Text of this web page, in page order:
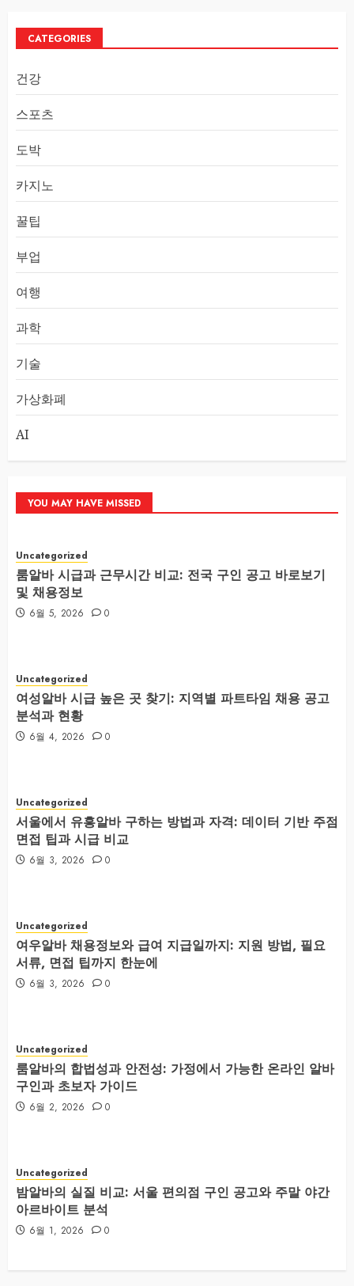
CATEGORIES
건강
스포츠
도박
카지노
꿀팁
부업
여행
과학
기술
가상화폐
AI
YOU MAY HAVE MISSED
Uncategorized
룸알바 시급과 근무시간 비교: 전국 구인 공고 바로보기
및 채용정보
6월 5, 2026 0
Uncategorized
여성알바 시급 높은 곳 찾기: 지역별 파트타임 채용 공고
분석과 현황
6월 4, 2026 0
Uncategorized
서울에서 유흥알바 구하는 방법과 자격: 데이터 기반 주점
면접 팁과 시급 비교
6월 3, 2026 0
Uncategorized
여우알바 채용정보와 급여 지급일까지: 지원 방법, 필요
서류, 면접 팁까지 한눈에
6월 3, 2026 0
Uncategorized
룸알바의 합법성과 안전성: 가정에서 가능한 온라인 알바
구인과 초보자 가이드
6월 2, 2026 0
Uncategorized
밤알바의 실질 비교: 서울 편의점 구인 공고와 주말 야간
아르바이트 분석
6월 1, 2026 0